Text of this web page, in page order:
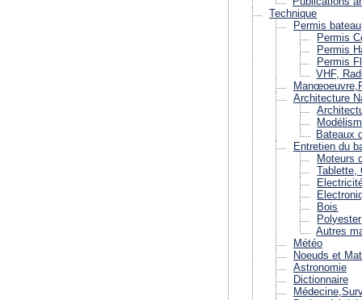
Technique
Permis bateau
Permis
Permis
Permis
VHF,
Architecture
Bateaux
Entretien du
Moteurs
Tablette,
Bois
Polyester
Autres
Météo
Noeuds et
Astronomie
Dictionnaire